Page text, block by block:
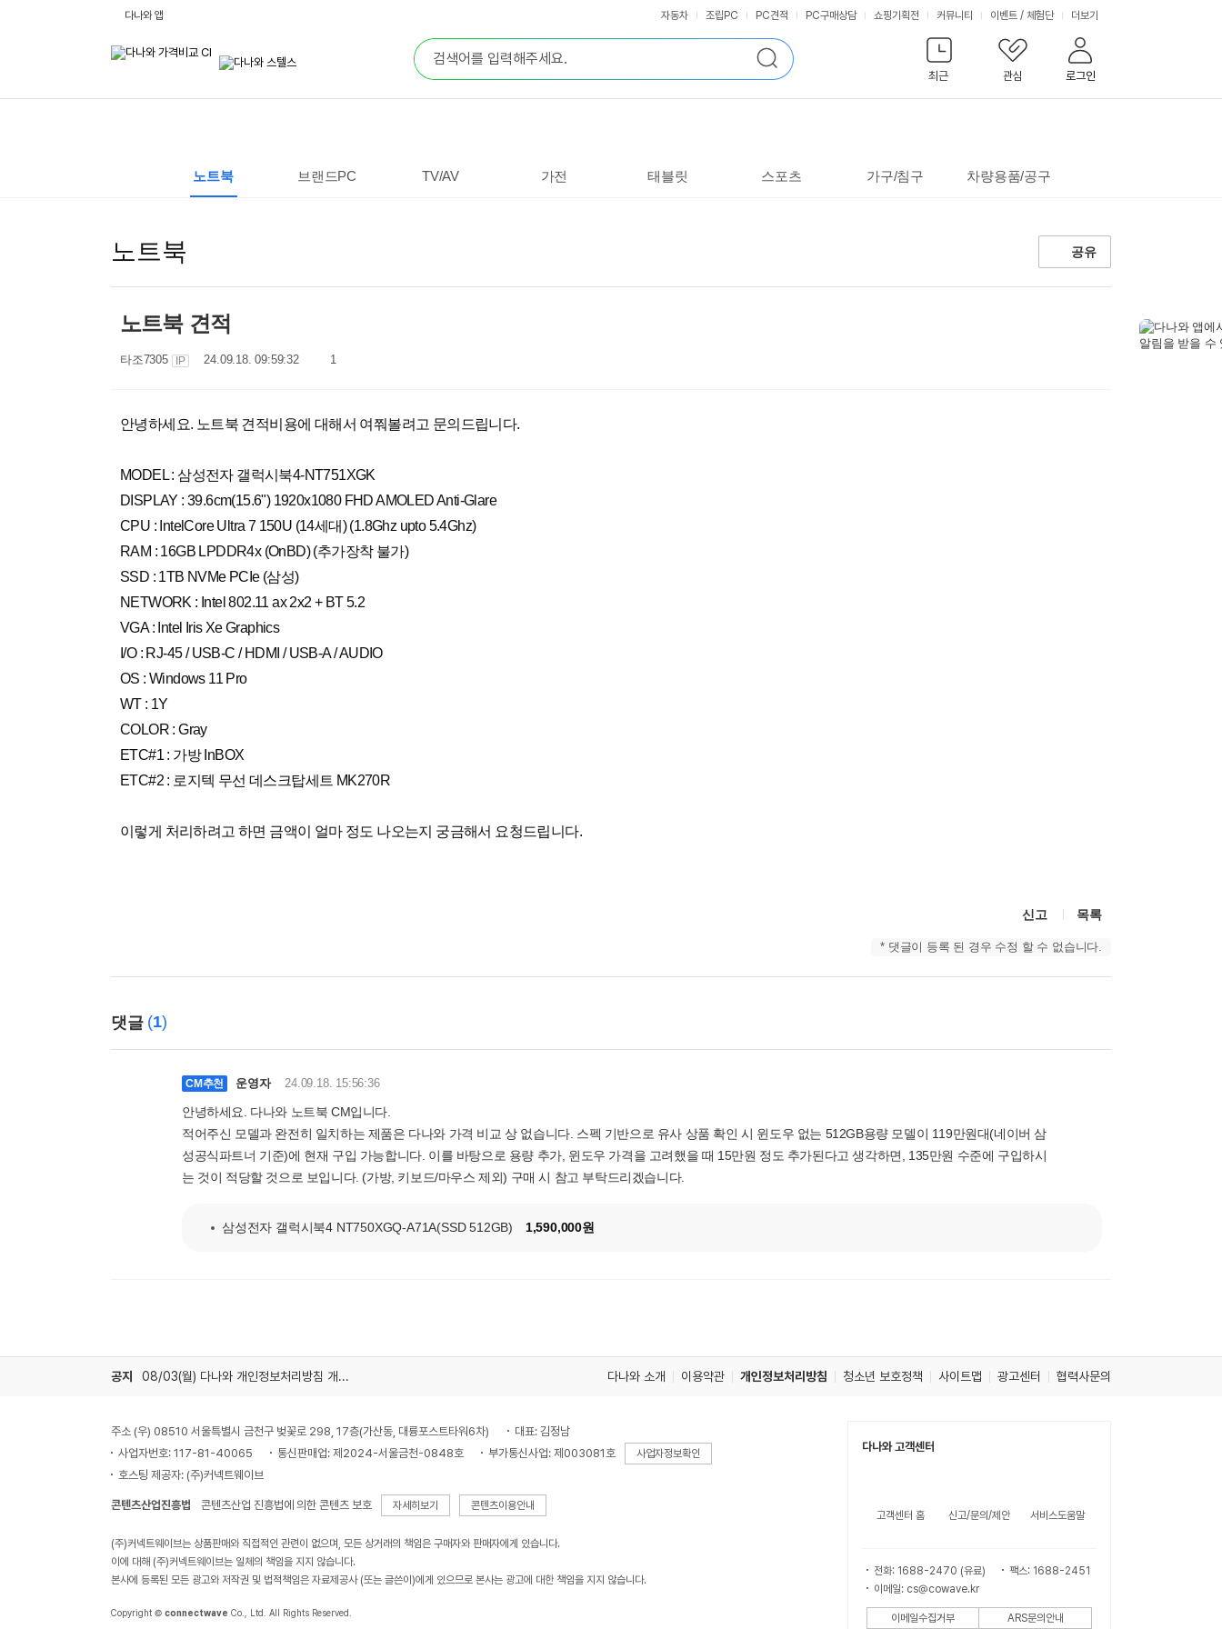
다
통
합
검
색
검
색
최근
관심 로그인
다나와 앱 자동차 조립PC PC견적 PC구매상담 쇼핑기획전 커뮤니티 이벤트 / 체험단 서
비
스
더보기
노트북 브랜드PC TV/AV 가전 태블릿 스포츠 가구/침구 차량용품/공구
노트북 공유
노트북 견적
작
타조7305 IP
작
24.09.18. 09:59:32
댓1
안녕하세요. 노트북 견적비용에 대해서 여쭤볼려고 문의드립니다.
MODEL : 삼성전자 갤럭시북4-NT751XGK
DISPLAY : 39.6cm(15.6") 1920x1080 FHD AMOLED Anti-Glare
CPU : IntelCore Ultra 7 150U (14세대) (1.8Ghz upto 5.4Ghz)
RAM : 16GB LPDDR4x (OnBD) (추가장착 불가)
SSD : 1TB NVMe PCIe (삼성)
NETWORK : Intel 802.11 ax 2x2 + BT 5.2
VGA : Intel Iris Xe Graphics
I/O : RJ-45 / USB-C / HDMI / USB-A / AUDIO
OS : Windows 11 Pro
WT : 1Y
COLOR : Gray
ETC#1 : 가방 InBOX
ETC#2 : 로지텍 무선 데스크탑세트 MK270R
이렇게 처리하려고 하면 금액이 얼마 정도 나오는지 궁금해서 요청드립니다.
신고 목록
* 댓글이 등록 된 경우 수정 할 수 없습니다.
댓글 (1)
CM추천 운영자 24.09.18. 15:56:36
안녕하세요. 다나와 노트북 CM입니다.
적어주신 모델과 완전히 일치하는 제품은 다나와 가격 비교 상 없습니다. 스펙 기반으로 유사 상품 확인 시 윈도우 없는 512GB용량 모델이 119만원대(네이버 삼
성공식파트너 기준)에 현재 구입 가능합니다. 이를 바탕으로 용량 추가, 윈도우 가격을 고려했을 때 15만원 정도 추가된다고 생각하면, 135만원 수준에 구입하시
는 것이 적당할 것으로 보입니다. (가방, 키보드/마우스 제외) 구매 시 참고 부탁드리겠습니다.
삼성전자 갤럭시북4 NT750XGQ-A71A(SSD 512GB) 1,590,000원
공지 08/03(월) 다나와 개인정보처리방침 개정 안내 다나와 소개 이용약관 개인정보처리방침 청소년 보호정책 사이트맵 광고센터 협력사문의
주소 (우) 08510 서울특별시 금천구 벚꽃로 298, 17층(가산동, 대륭포스트타워6차)
대표: 김정남
사업자번호: 117-81-40065
통신판매업: 제2024-서울금천-0848호 부가통신사업: 제003081호 사업자정보확인
호스팅 제공자: (주)커넥트웨이브
콘텐츠산업진흥법 콘텐츠산업 진흥법에 의한 콘텐츠 보호 자세히보기 콘텐츠이용안내
(주)커넥트웨이브는 상품판매와 직접적인 관련이 없으며, 모든 상거래의 책임은 구매자와 판매자에게 있습니다.
이에 대해 (주)커넥트웨이브는 일체의 책임을 지지 않습니다.
본사에 등록된 모든 광고와 저작권 및 법적책임은 자료제공사 (또는 글쓴이)에게 있으므로 본사는 광고에 대한 책임을 지지 않습니다.
Copyright © connectwave Co., Ltd. All Rights Reserved.
다나와 고객센터
고객센터 홈 신고/문의/제안 서비스도움말
전화: 1688-2470 (유료)
팩스: 1688-2451
이메일: cs@cowave.kr
이메일수집거부 ARS문의안내